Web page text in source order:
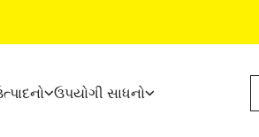
ઉપયોગી સાધનો